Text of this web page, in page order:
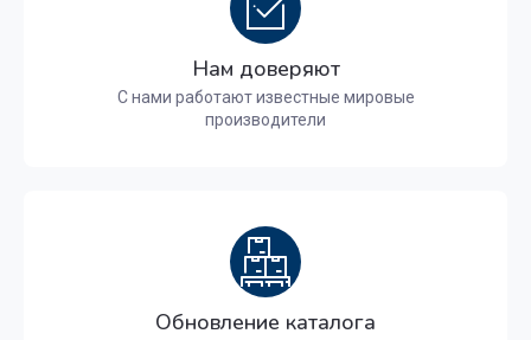
Нам доверяют
С нами работают известные мировые
производители
Обновление каталога